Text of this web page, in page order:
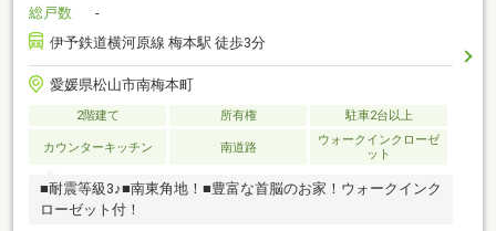
総戸数
-
伊予鉄道横河原線 梅本駅 徒歩3分
愛媛県松山市南梅本町
2階建て 所有権 駐車2台以上
カウンターキッチン 南道路
ウォークインクローゼ
ット
■耐震等級3♪■南東角地！■豊富な首脳のお家！ウォークインク
ローゼット付！